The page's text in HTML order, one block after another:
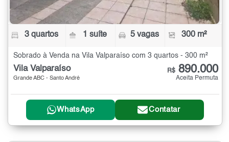
3 quartos 1 suíte 5 vagas 300 m²
Sobrado à Venda na Vila Valparaíso com 3 quartos - 300 m²
Vila Valparaíso
Grande ABC - Santo André
R$ 890.000
Aceita Permuta
WhatsApp Contatar